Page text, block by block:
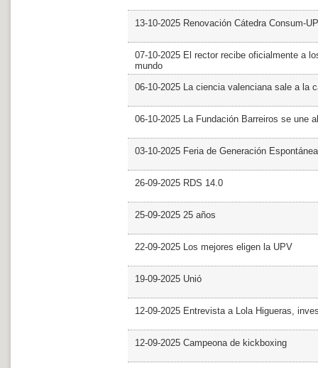
13-10-2025 Renovación Cátedra Consum-
07-10-2025 El rector recibe oficialmente a
mundo
06-10-2025 La ciencia valenciana sale a la
06-10-2025 La Fundación Barreiros se une
03-10-2025 Feria de Generación Espontánea
26-09-2025 RDS 14.0
25-09-2025 25 años
22-09-2025 Los mejores eligen la UPV
19-09-2025 Unió
12-09-2025 Entrevista a Lola Higueras,
12-09-2025 Campeona de kickboxing